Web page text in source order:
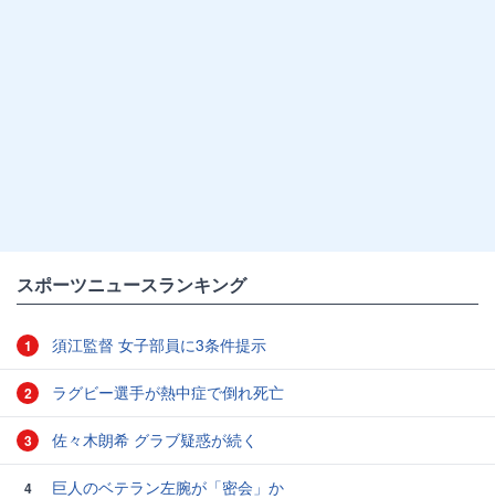
スポーツニュースランキング
1 須江監督 女子部員に3条件提示
2 ラグビー選手が熱中症で倒れ死亡
3 佐々木朗希 グラブ疑惑が続く
4 巨人のベテラン左腕が「密会」か